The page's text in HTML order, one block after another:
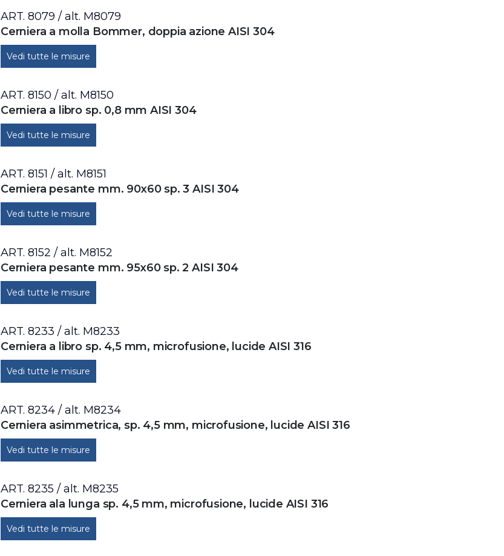
ART. 8079 / alt. M8079
Cerniera a molla Bommer, doppia azione AISI 304
Vedi tutte le misure
ART. 8150 / alt. M8150
Cerniera a libro sp. 0,8 mm AISI 304
Vedi tutte le misure
ART. 8151 / alt. M8151
Cerniera pesante mm. 90x60 sp. 3 AISI 304
Vedi tutte le misure
ART. 8152 / alt. M8152
Cerniera pesante mm. 95x60 sp. 2 AISI 304
Vedi tutte le misure
ART. 8233 / alt. M8233
Cerniera a libro sp. 4,5 mm, microfusione, lucide AISI 316
Vedi tutte le misure
ART. 8234 / alt. M8234
Cerniera asimmetrica, sp. 4,5 mm, microfusione, lucide AISI 316
Vedi tutte le misure
ART. 8235 / alt. M8235
Cerniera ala lunga sp. 4,5 mm, microfusione, lucide AISI 316
Vedi tutte le misure